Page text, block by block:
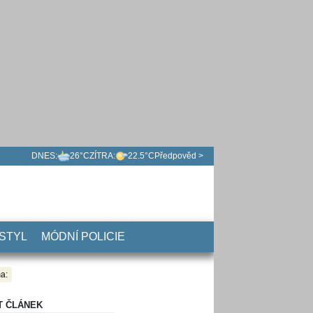
DNES: 26°CZÍTRA: 22.5°C Předpověd >
MÓDNÍ POLICIE
ČLÁNEK